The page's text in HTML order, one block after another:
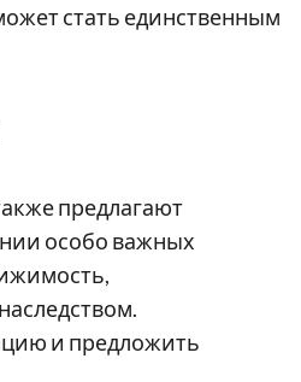
стать единственным
предлагают
особо важных
и предложить